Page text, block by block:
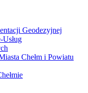
Geodezyjnej
Chełm i Powiatu